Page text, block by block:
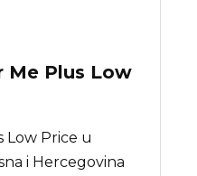
Me Plus Low
Low Price u
i Hercegovina